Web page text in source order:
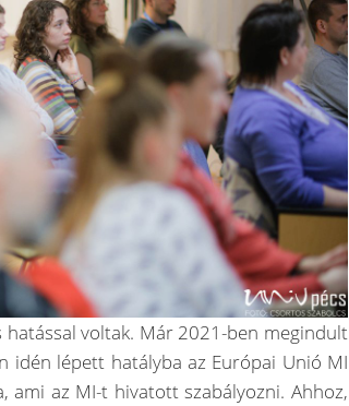
hatással voltak. Már 2021-ben megindult
idén lépett hatályba az Európai Unió MI
ami az MI-t hivatott szabályozni. Ahhoz,